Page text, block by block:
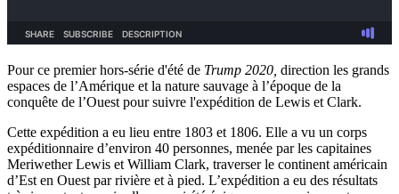
Pour ce premier hors-série d'été de Trump 2020, direction les grands
espaces de l’Amérique et la nature sauvage à l’époque de la
conquête de l’Ouest pour suivre l'expédition de Lewis et Clark.
Cette expédition a eu lieu entre 1803 et 1806. Elle a vu un corps
expéditionnaire d’environ 40 personnes, menée par les capitaines
Meriwether Lewis et William Clark, traverser le continent américain
d’Est en Ouest par rivière et à pied. L’expédition a eu des résultats